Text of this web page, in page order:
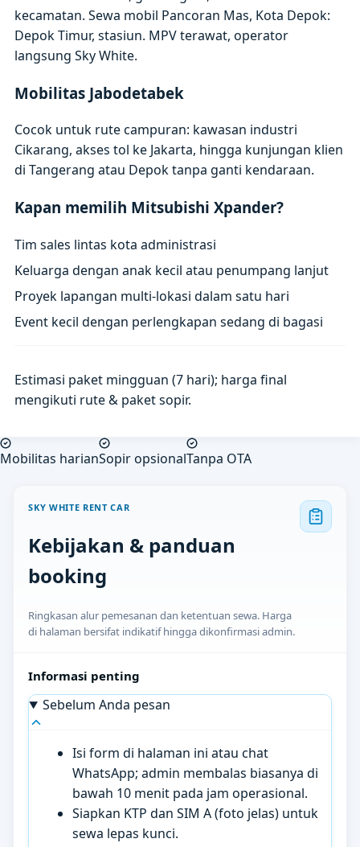
kecamatan. Sewa mobil Pancoran Mas, Kota Depok:
Depok Timur, stasiun. MPV terawat, operator
langsung Sky White.
Mobilitas Jabodetabek
Cocok untuk rute campuran: kawasan industri
Cikarang, akses tol ke Jakarta, hingga kunjungan klien
di Tangerang atau Depok tanpa ganti kendaraan.
Kapan memilih Mitsubishi Xpander?
Tim sales lintas kota administrasi
Keluarga dengan anak kecil atau penumpang lanjut
Proyek lapangan multi-lokasi dalam satu hari
Event kecil dengan perlengkapan sedang di bagasi
Estimasi paket mingguan (7 hari); harga final
mengikuti rute & paket sopir.
Mobilitas harianSopir opsionalTanpa OTA
SKY WHITE RENT CAR
Kebijakan & panduan
booking
Ringkasan alur pemesanan dan ketentuan sewa. Harga
di halaman bersifat indikatif hingga dikonfirmasi admin.
Informasi penting
Sebelum Anda pesan
Isi form di halaman ini atau chat
WhatsApp; admin membalas biasanya di
bawah 10 menit pada jam operasional.
Siapkan KTP dan SIM A (foto jelas) untuk
sewa lepas kunci.